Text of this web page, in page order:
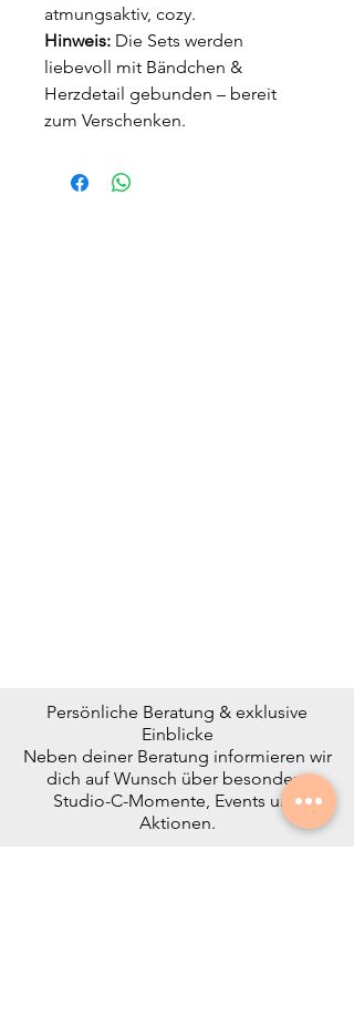
atmungsaktiv, cozy.
Hinweis: Die Sets werden
liebevoll mit Bändchen &
Herzdetail gebunden – bereit
zum Verschenken.
Persönliche Beratung & exklusive
Einblicke
Neben deiner Beratung informieren wir
dich auf Wunsch über besondere
Studio-C-Momente, Events und
Aktionen.